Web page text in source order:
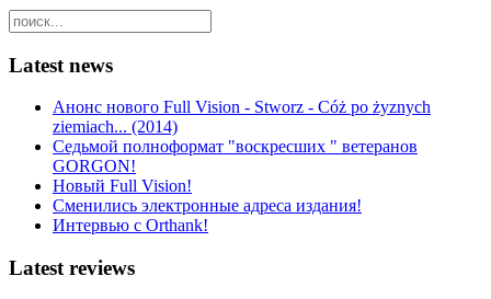
Latest news
Анонс нового Full Vision - Stworz - Cóż po żyznych
ziemiach... (2014)
Седьмой полноформат "воскресших " ветеранов
GORGON!
Новый Full Vision!
Сменились электронные адреса издания!
Интервью с Orthank!
Latest reviews